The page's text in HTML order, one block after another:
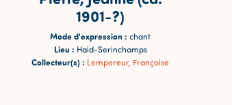
1901-?)
Mode d'expression : chant
Lieu : Haid-Serinchamps
Collecteur(s) : Lempereur, Françoise